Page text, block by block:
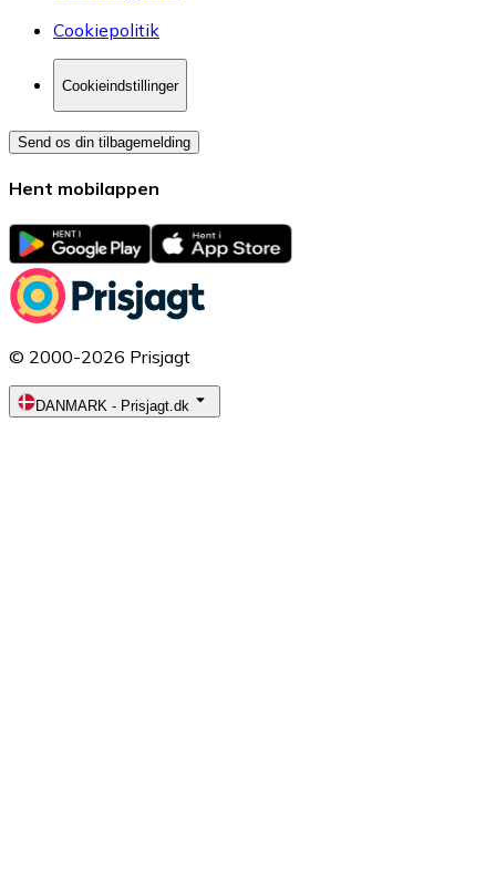
Cookiepolitik
Cookieindstillinger
Send os din tilbagemelding
Hent mobilappen
© 2000-2026 Prisjagt
DANMARK - Prisjagt.dk